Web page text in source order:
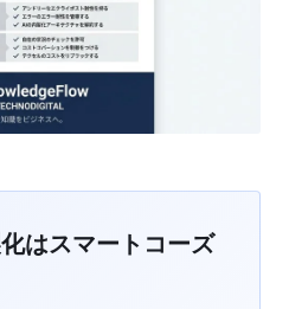
はスマートコーズ